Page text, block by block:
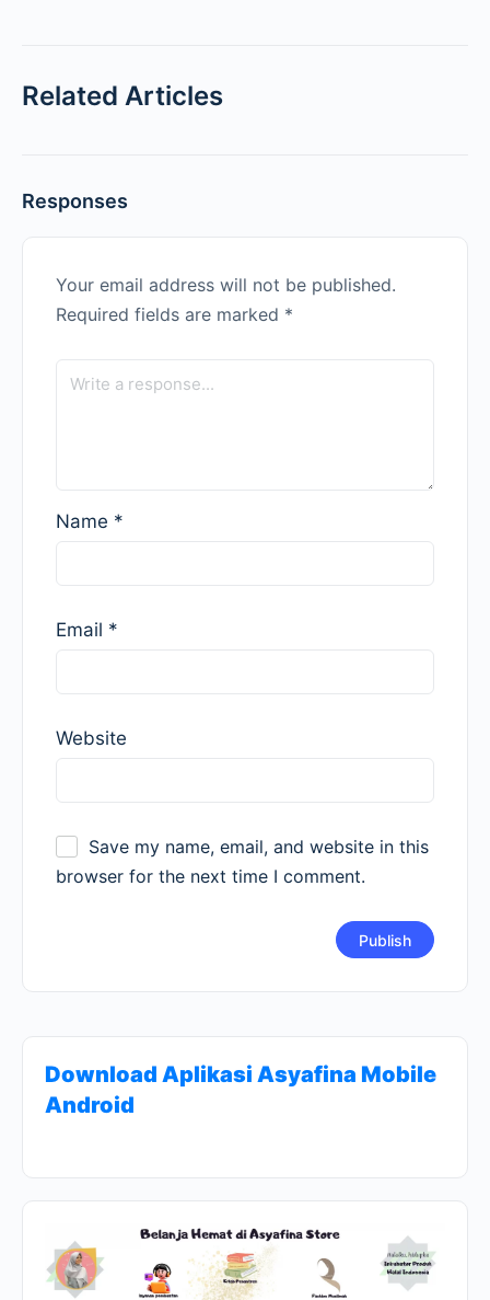
Related Articles
Responses
Your email address will not be published.
Required fields are marked *
Name *
Email *
Website
Save my name, email, and website in this
browser for the next time I comment.
Download Aplikasi Asyafina Mobile
Android